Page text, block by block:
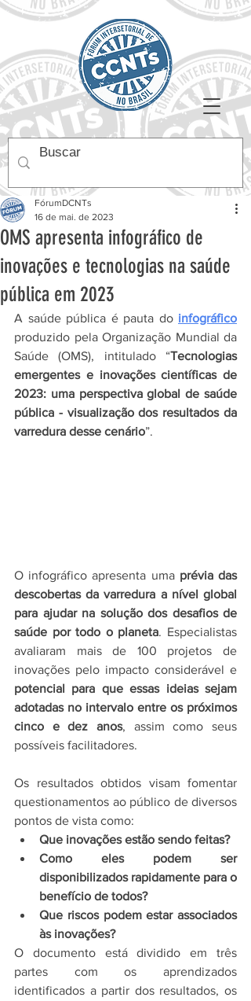
OMS apresenta infográfico de
inovações e tecnologias na saúde
pública em 2023
FórumDCNTs
16 de mai. de 2023
A saúde pública é pauta do infográfico
produzido pela Organização Mundial da
Saúde (OMS), intitulado “Tecnologias
emergentes e inovações científicas de
2023: uma perspectiva global de saúde
pública - visualização dos resultados da
varredura desse cenário”.
O infográfico apresenta uma prévia das
descobertas da varredura a nível global
para ajudar na solução dos desafios de
saúde por todo o planeta. Especialistas
avaliaram mais de 100 projetos de
potencial para que essas ideias sejam
adotadas no intervalo entre os próximos
cinco e dez anos, assim como seus
possíveis facilitadores.
Os resultados obtidos visam fomentar
questionamentos ao público de diversos
pontos de vista como:
Que inovações estão sendo feitas?
Como eles podem ser
disponibilizados rapidamente para o
benefício de todos?
Que riscos podem estar associados
às inovações?
O documento está dividido em três
partes com os aprendizados
identificados a partir dos resultados, os